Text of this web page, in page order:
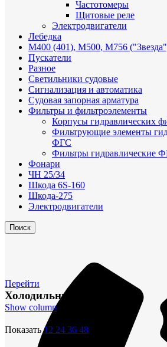
Частотомеры
Щитовые реле
Электродвигатели
Лебедка
М400 (401), М500, М756
Пускатели
Разное
Светильники судовые
Сигнализация и автоматика
Судовая запорная арматура
Фильтры и фильтроэлементы
Корпусы гидравлических
Фильтрующие элементы
ФГС
Фильтры гидравлические
Фонари
ЧН 25/34
Шкода 6S-160
Шкода-275
Электродвигатели
Поиск
Перейти
Холодильник
Show column
Показать12 24 36 48